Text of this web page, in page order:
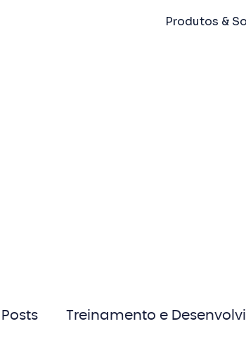
Produtos &
Treinamento e